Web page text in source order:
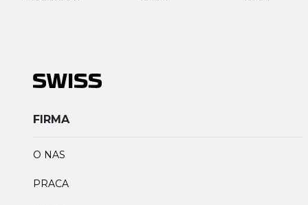
FIRMA
O NAS
PRACA